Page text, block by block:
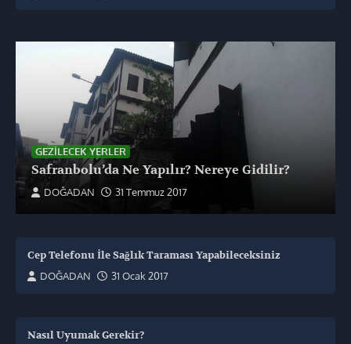
GEZILECEK YERLER
Safranbolu’da Ne Yapılır? Nereye Gidilir?
DOĞADAN 31 Temmuz 2017
Cep Telefonu İle Sağlık Taraması Yapabileceksiniz
DOĞADAN
31 Ocak 2017
Nasıl Uyumak Gerekir?